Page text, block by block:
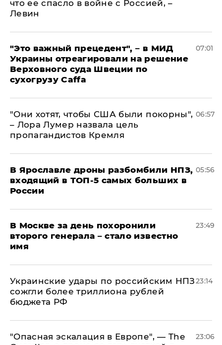
что ее спасло в войне с Россией, –
Левин
"Это важный прецедент", – в МИД
Украины отреагировали на решение
Верховного суда Швеции по
сухогрузу Caffa
07:01
"Они хотят, чтобы США были покорны",
– Лора Лумер назвала цель
пропагандистов Кремля
06:57
В Ярославле дроны разбомбили НПЗ,
входящий в ТОП-5 самых больших в
России
05:56
В Москве за день похоронили
второго генерала – стало известно
имя
23:49
Украинские удары по российским НПЗ
сожгли более триллиона рублей
бюджета РФ
23:14
"Опасная эскалация в Европе", — The
23:06